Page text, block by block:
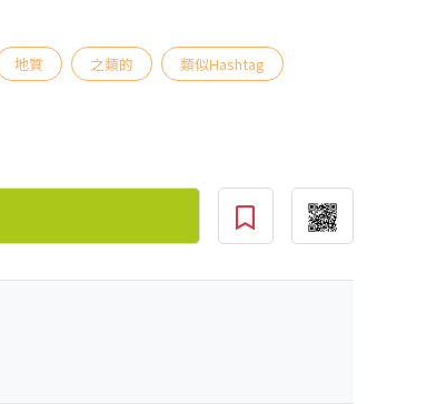
地質 之類的 類似Hashtag